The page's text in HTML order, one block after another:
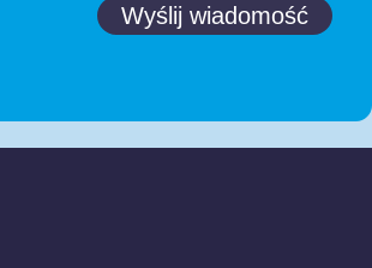
Wyślij wiadomość